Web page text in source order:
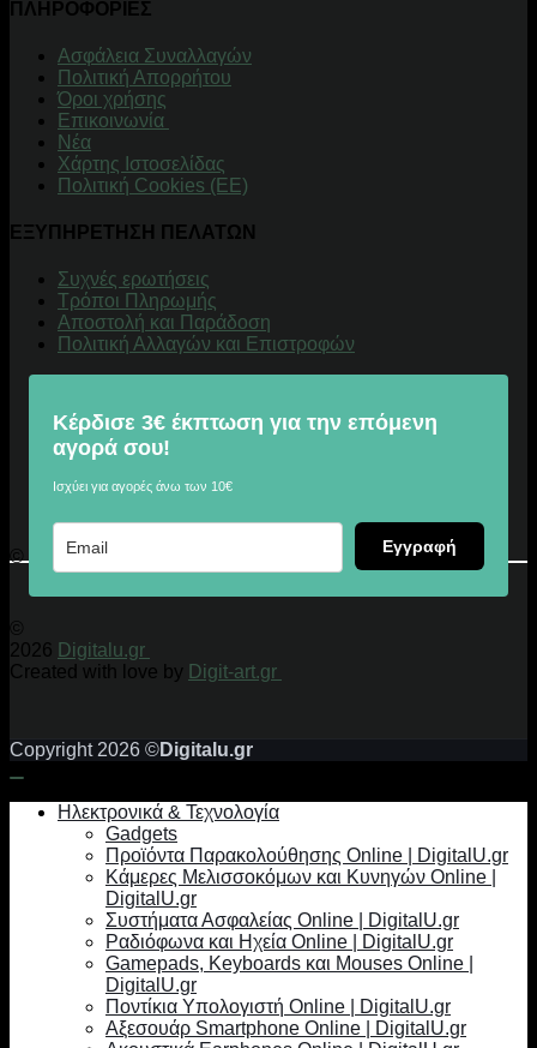
ΠΛΗΡΟΦΟΡΙΕΣ
Aσφάλεια Συναλλαγών
Πολιτική Απορρήτου
Όροι χρήσης
Επικοινωνία
Νέα
Χάρτης Ιστοσελίδας
Πολιτική Cookies (ΕΕ)
ΕΞΥΠΗΡΕΤΗΣΗ ΠΕΛΑΤΩΝ
Συχνές ερωτήσεις
Τρόποι Πληρωμής
Αποστολή και Παράδοση
Πολιτική Αλλαγών και Επιστροφών
Κέρδισε 3€ έκπτωση για την επόμενη
αγορά σου!
Ισχύει για αγορές άνω των 10€
Εγγραφή
© 2026 Digitalu.gr
©
2026 Digitalu.gr
Created with love by Digit-art.gr
Copyright 2026 ©Digitalu.gr
Ηλεκτρονικά & Τεχνολογία
Gadgets
Προϊόντα Παρακολούθησης Online | DigitalU.gr
Κάμερες Μελισσοκόμων και Κυνηγών Online |
DigitalU.gr
Συστήματα Ασφαλείας Online | DigitalU.gr
Ραδιόφωνα και Ηχεία Online | DigitalU.gr
Gamepads, Keyboards και Mouses Online |
DigitalU.gr
Ποντίκια Υπολογιστή Online | DigitalU.gr
Αξεσουάρ Smartphone Online | DigitalU.gr